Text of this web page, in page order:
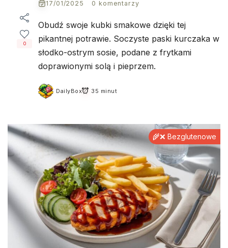
17/01/2025 0 komentarzy
0
Obudź swoje kubki smakowe dzięki tej
pikantnej potrawie. Soczyste paski kurczaka w
słodko-ostrym sosie, podane z frytkami
doprawionymi solą i pieprzem.
DailyBox 35 minut
🌾❌ Bezglutenowe